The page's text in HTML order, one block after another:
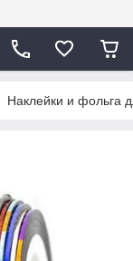
Наклейки и фольга